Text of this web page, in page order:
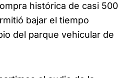
histórica de casi 500
bajar el tiempo
del parque vehicular de